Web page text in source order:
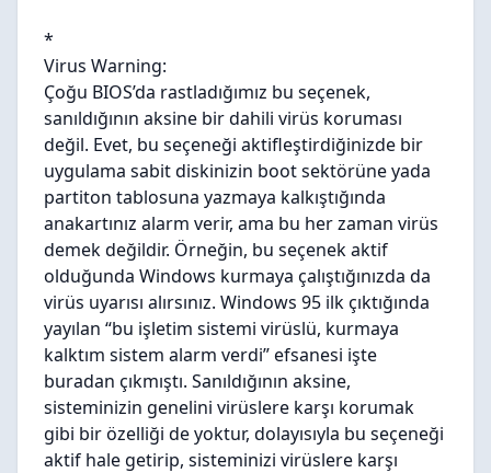
*
Virus Warning:
Çoğu BIOS’da rastladığımız bu seçenek,
sanıldığının aksine bir dahili virüs koruması
değil. Evet, bu seçeneği aktifleştirdiğinizde bir
uygulama sabit diskinizin boot sektörüne yada
partiton tablosuna yazmaya kalkıştığında
anakartınız alarm verir, ama bu her zaman virüs
demek değildir. Örneğin, bu seçenek aktif
olduğunda Windows kurmaya çalıştığınızda da
virüs uyarısı alırsınız. Windows 95 ilk çıktığında
yayılan “bu işletim sistemi virüslü, kurmaya
kalktım sistem alarm verdi” efsanesi işte
buradan çıkmıştı. Sanıldığının aksine,
sisteminizin genelini virüslere karşı korumak
gibi bir özelliği de yoktur, dolayısıyla bu seçeneği
aktif hale getirip, sisteminizi virüslere karşı